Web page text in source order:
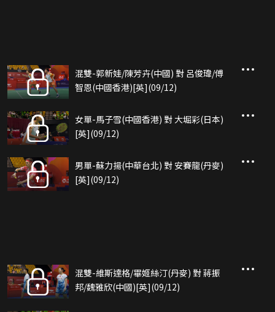
混雙-郭新娃/陳芳卉(中國) 對 呂俊瑋/傅
智恩(中國香港)[英](09/12)
女單-馬子雪(中國香港) 對 大堀彩(日本)
[英](09/12)
男單-蘇力揚(中華台北) 對 安賽龍(丹麥)
[英](09/12)
混雙-維斯達格/畢姬絲汀(丹麥) 對 蔣振
邦/魏雅欣(中國)[英](09/12)